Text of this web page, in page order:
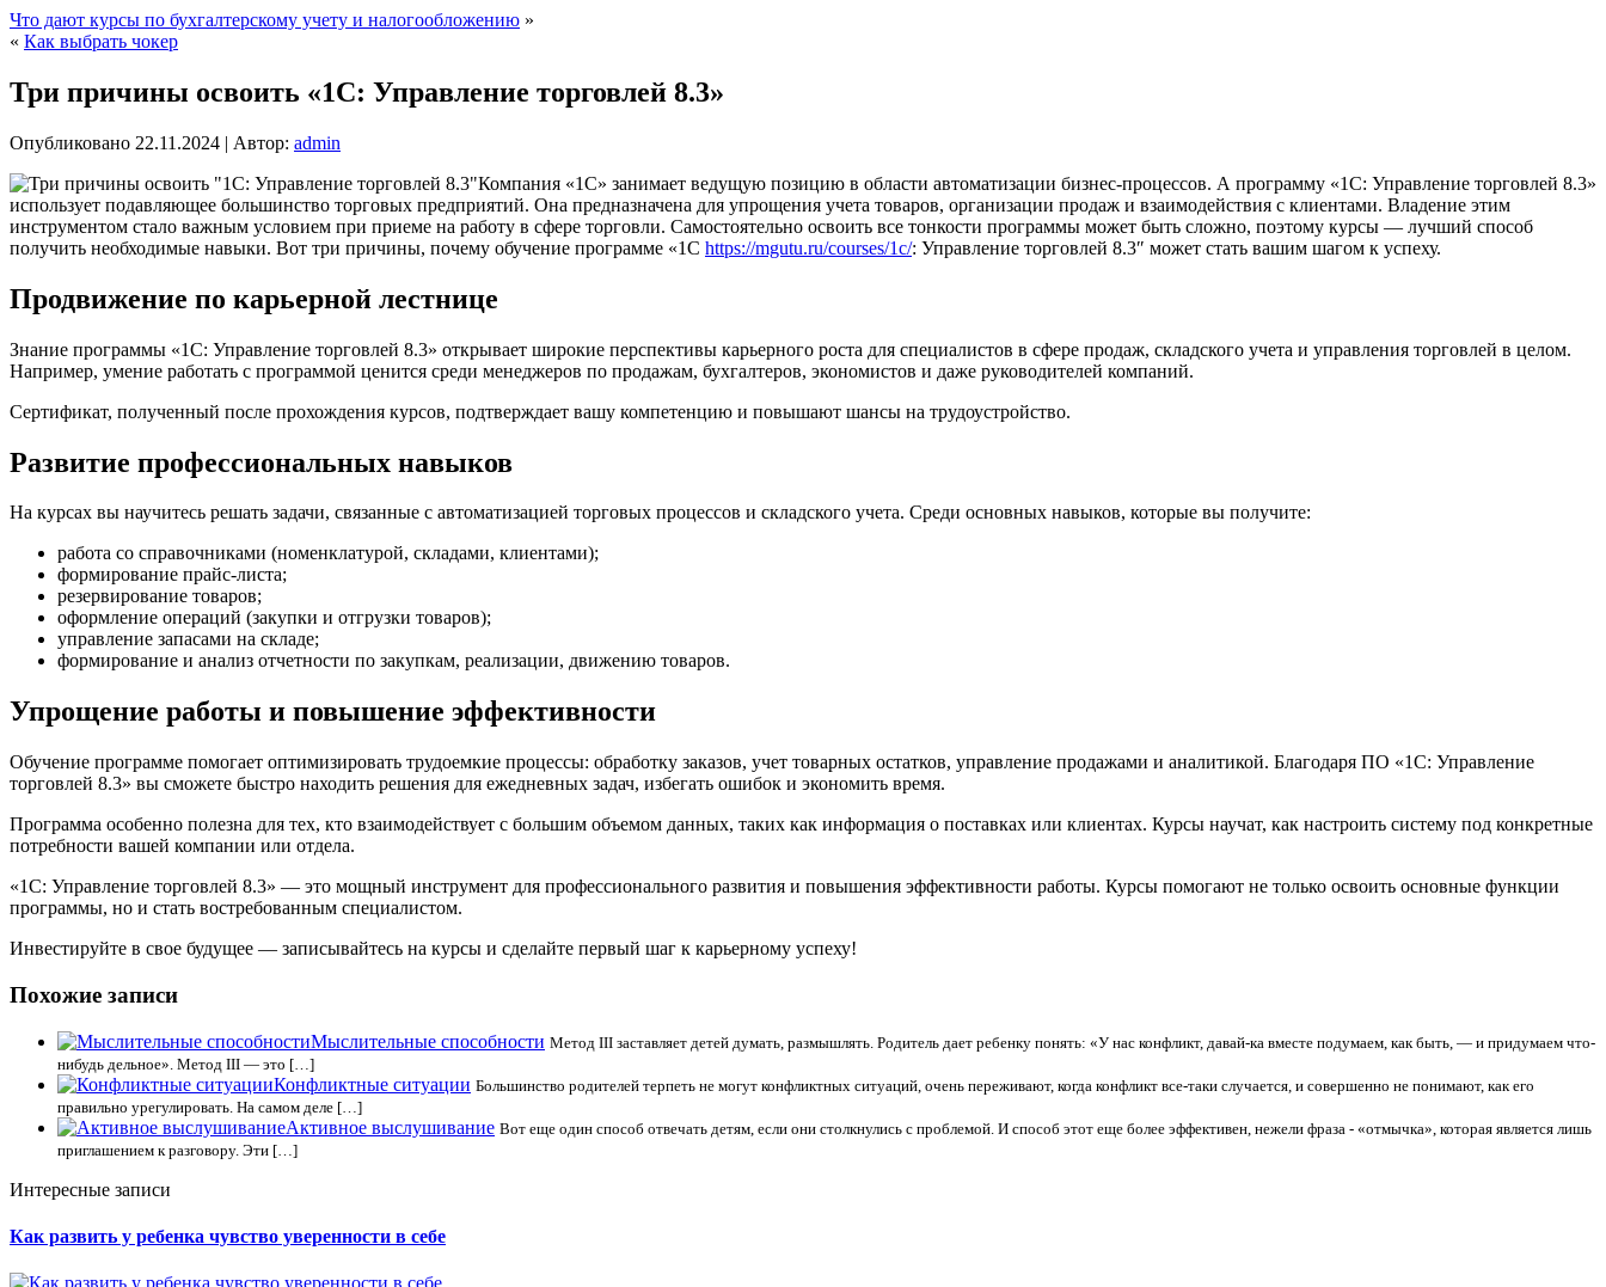
Что дают курсы по бухгалтерскому учету и налогообложению »
« Как выбрать чокер
Три причины освоить «1С: Управление торговлей 8.3»
Опубликовано 22.11.2024 | Автор: admin
Компания «1С» занимает ведущую позицию в области автоматизации бизнес-процессов. А программу «1С: Управление торговлей 8.3»
использует подавляющее большинство торговых предприятий. Она предназначена для упрощения учета товаров, организации продаж и взаимодействия с клиентами. Владение этим
инструментом стало важным условием при приеме на работу в сфере торговли. Самостоятельно освоить все тонкости программы может быть сложно, поэтому курсы — лучший способ
получить необходимые навыки. Вот три причины, почему обучение программе «1С https://mgutu.ru/courses/1c/: Управление торговлей 8.3″ может стать вашим шагом к успеху.
Продвижение по карьерной лестнице
Знание программы «1С: Управление торговлей 8.3» открывает широкие перспективы карьерного роста для специалистов в сфере продаж, складского учета и управления торговлей в целом.
Например, умение работать с программой ценится среди менеджеров по продажам, бухгалтеров, экономистов и даже руководителей компаний.
Сертификат, полученный после прохождения курсов, подтверждает вашу компетенцию и повышают шансы на трудоустройство.
Развитие профессиональных навыков
На курсах вы научитесь решать задачи, связанные с автоматизацией торговых процессов и складского учета. Среди основных навыков, которые вы получите:
работа со справочниками (номенклатурой, складами, клиентами);
формирование прайс-листа;
резервирование товаров;
оформление операций (закупки и отгрузки товаров);
управление запасами на складе;
формирование и анализ отчетности по закупкам, реализации, движению товаров.
Упрощение работы и повышение эффективности
Обучение программе помогает оптимизировать трудоемкие процессы: обработку заказов, учет товарных остатков, управление продажами и аналитикой. Благодаря ПО «1С: Управление
торговлей 8.3» вы сможете быстро находить решения для ежедневных задач, избегать ошибок и экономить время.
Программа особенно полезна для тех, кто взаимодействует с большим объемом данных, таких как информация о поставках или клиентах. Курсы научат, как настроить систему под конкретные
потребности вашей компании или отдела.
«1С: Управление торговлей 8.3» — это мощный инструмент для профессионального развития и повышения эффективности работы. Курсы помогают не только освоить основные функции
программы, но и стать востребованным специалистом.
Инвестируйте в свое будущее — записывайтесь на курсы и сделайте первый шаг к карьерному успеху!
Похожие записи
Мыслительные способности Метод III заставляет детей думать, размышлять. Родитель дает ребенку понять: «У нас конфликт, давай-ка вместе подумаем, как быть, — и придумаем что-
нибудь дельное». Метод III — это […]
Конфликтные ситуации Большинство родителей терпеть не могут конфликтных ситуаций, очень переживают, когда конфликт все-таки случается, и совершенно не понимают, как его
правильно урегулировать. На самом деле […]
Активное выслушивание Вот еще один способ отвечать детям, если они столкнулись с проблемой. И способ этот еще более эффективен, нежели фраза - «отмычка», которая является лишь
приглашением к разговору. Эти […]
Интересные записи
Как развить у ребенка чувство уверенности в себе